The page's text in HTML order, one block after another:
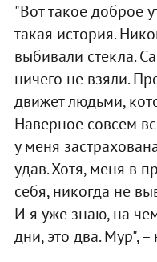
"Вот такое доброе
такая история.
выбивали стекла.
ничего не взяли.
движет людьми,
Наверное совсем
у меня
удав. Хотя, меня в
себя, никогда не
И я уже знаю, на
дни, это два. Мур",